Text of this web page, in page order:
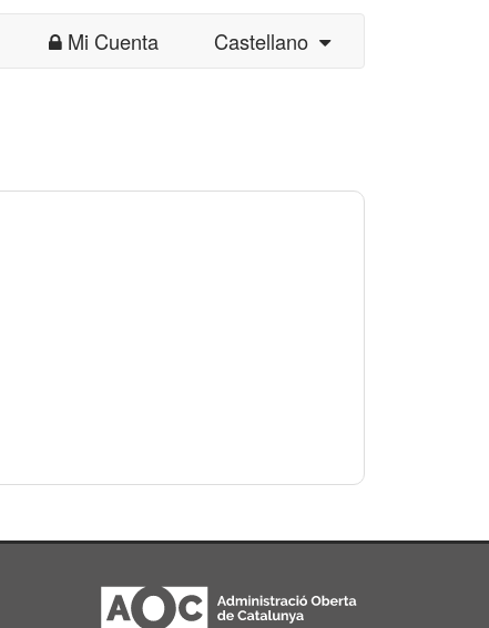
Mi Cuenta Castellano